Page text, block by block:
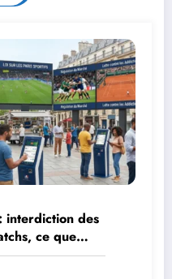
interdiction des
ce que